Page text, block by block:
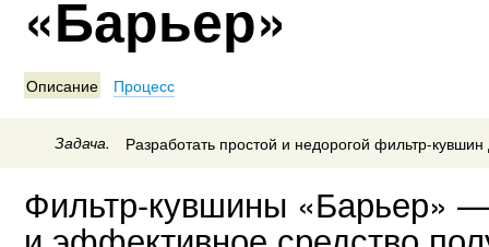
«Барьер»
Описание Процесс
Задача. Разработать простой и недорогой фильтр-
Фильтр-кувшины «Барьер»